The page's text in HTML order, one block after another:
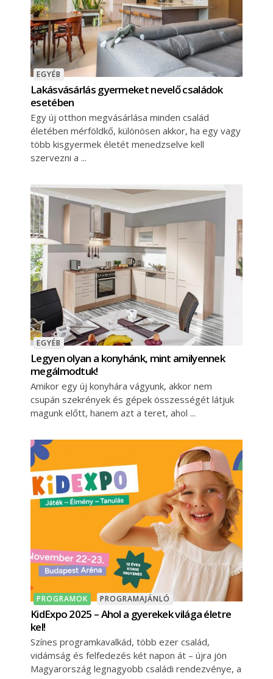
EGYÉB
Lakásvásárlás gyermeket nevelő családok
esetében
Egy új otthon megvásárlása minden család
életében mérföldkő, különösen akkor, ha egy vagy
több kisgyermek életét menedzselve kell
szervezni a
EGYÉB
Legyen olyan a konyhánk, mint amilyennek
megálmodtuk!
Amikor egy új konyhára vágyunk, akkor nem
csupán szekrények és gépek összességét látjuk
magunk előtt, hanem azt a teret, ahol
PROGRAMOK PROGRAMAJÁNLÓ
KidExpo 2025 – Ahol a gyerekek világa életre
kel!
Színes programkavalkád, több ezer család,
vidámság és felfedezés két napon át – újra jön
Magyarország legnagyobb családi rendezvénye, a